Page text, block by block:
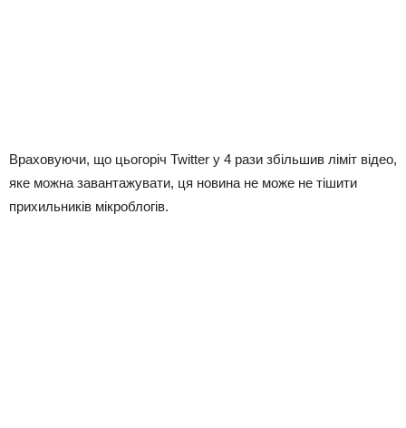
Враховуючи, що цьогоріч Twitter у 4 рази збільшив ліміт відео,
яке можна завантажувати, ця новина не може не тішити
прихильників мікроблогів.